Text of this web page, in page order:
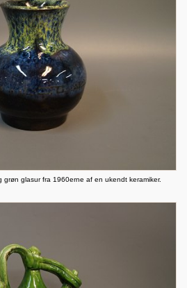
grøn glasur fra 1960erne af en ukendt keramiker.